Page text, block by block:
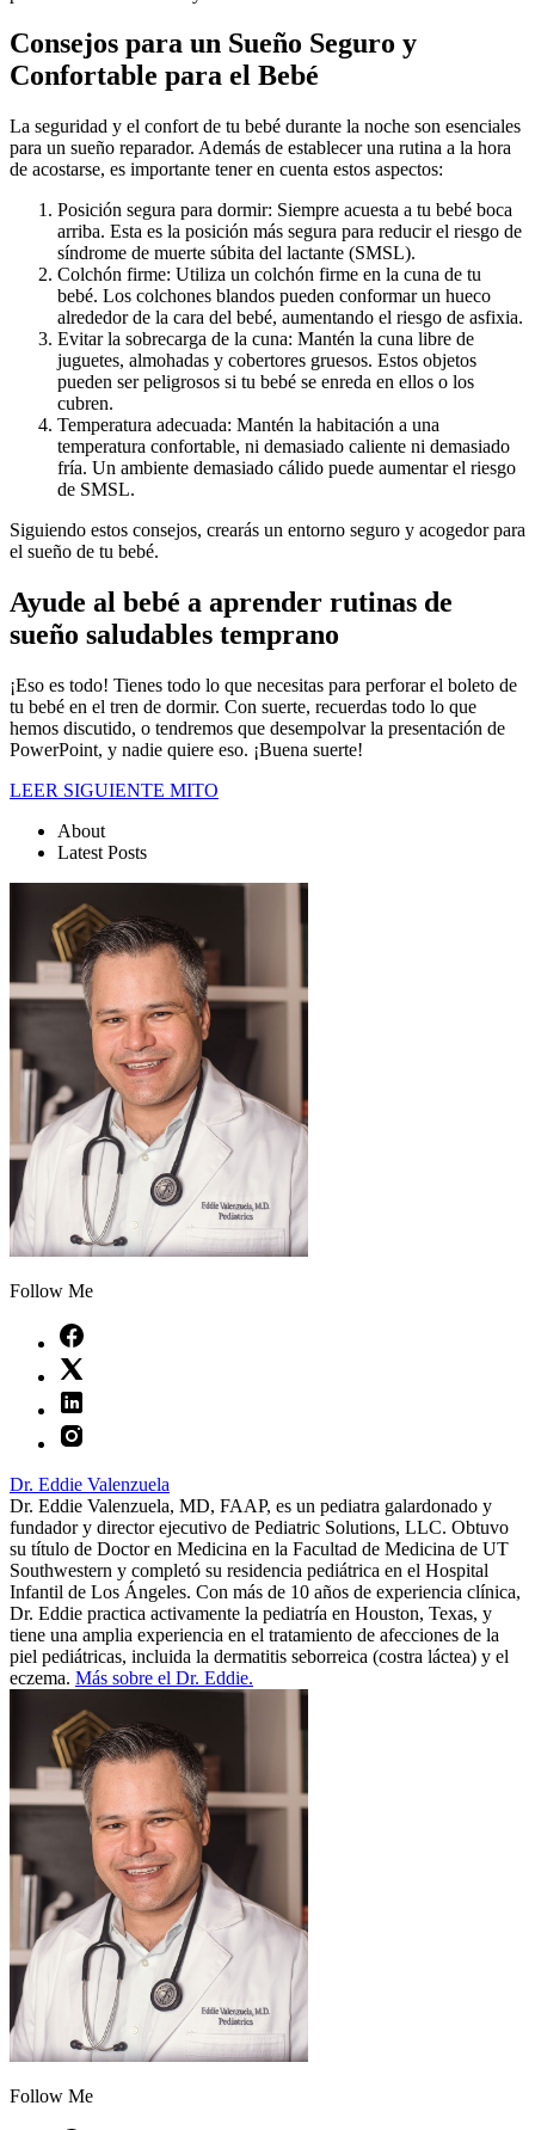
Consejos para un Sueño Seguro y
Confortable para el Bebé
La seguridad y el confort de tu bebé durante la noche son esenciales
para un sueño reparador. Además de establecer una rutina a la hora
de acostarse, es importante tener en cuenta estos aspectos:
Posición segura para dormir: Siempre acuesta a tu bebé boca
arriba. Esta es la posición más segura para reducir el riesgo de
síndrome de muerte súbita del lactante (SMSL).
Colchón firme: Utiliza un colchón firme en la cuna de tu
bebé. Los colchones blandos pueden conformar un hueco
alrededor de la cara del bebé, aumentando el riesgo de asfixia.
Evitar la sobrecarga de la cuna: Mantén la cuna libre de
juguetes, almohadas y cobertores gruesos. Estos objetos
pueden ser peligrosos si tu bebé se enreda en ellos o los
cubren.
Temperatura adecuada: Mantén la habitación a una
temperatura confortable, ni demasiado caliente ni demasiado
fría. Un ambiente demasiado cálido puede aumentar el riesgo
de SMSL.
Siguiendo estos consejos, crearás un entorno seguro y acogedor para
el sueño de tu bebé.
Ayude al bebé a aprender rutinas de
sueño saludables temprano
¡Eso es todo! Tienes todo lo que necesitas para perforar el boleto de
tu bebé en el tren de dormir. Con suerte, recuerdas todo lo que
hemos discutido, o tendremos que desempolvar la presentación de
PowerPoint, y nadie quiere eso. ¡Buena suerte!
LEER SIGUIENTE MITO
About
Latest Posts
Follow Me
Dr. Eddie Valenzuela
Dr. Eddie Valenzuela, MD, FAAP, es un pediatra galardonado y
fundador y director ejecutivo de Pediatric Solutions, LLC. Obtuvo
su título de Doctor en Medicina en la Facultad de Medicina de UT
Southwestern y completó su residencia pediátrica en el Hospital
Infantil de Los Ángeles. Con más de 10 años de experiencia clínica,
Dr. Eddie practica activamente la pediatría en Houston, Texas, y
tiene una amplia experiencia en el tratamiento de afecciones de la
piel pediátricas, incluida la dermatitis seborreica (costra láctea) y el
eczema. Más sobre el Dr. Eddie.
Follow Me